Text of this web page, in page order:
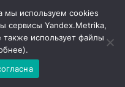
приходятся на
лучше избегать
небом.
свободная, из
мы используем cookies
сервисы Yandex.Metrika,
использует файлы
).